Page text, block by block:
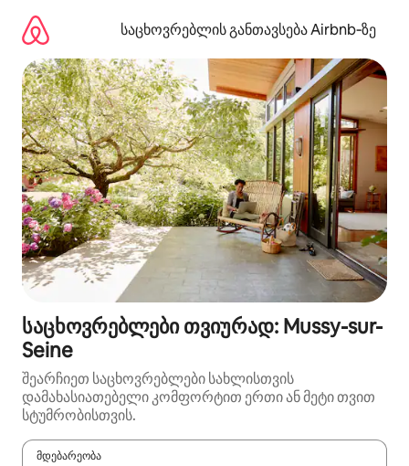
გადასვლა
საცხოვრებლის განთავსება Airbnb‑ზე
საცხოვრებლები თვიურად: Mussy-sur-
Seine
შეარჩიეთ საცხოვრებლები სახლისთვის
დამახასიათებელი კომფორტით ერთი ან მეტი თვით
სტუმრობისთვის.
მდებარეობა